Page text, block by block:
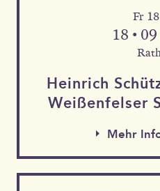
Fr
18 •
Heinrich
Weißen­felser
Mehr